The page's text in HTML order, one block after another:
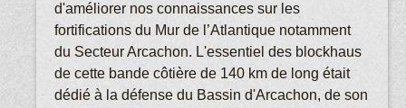
d'améliorer nos connaissances sur les
fortifications du Mur de l’Atlantique notamment
du Secteur Arcachon. L'essentiel des blockhaus
de cette bande côtière de 140 km de long était
dédié à la défense du Bassin d'Arcachon, de son